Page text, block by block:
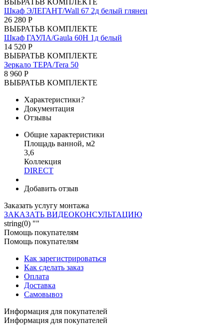
Шкаф ЭЛЕГАНТ/Wall 67 2д белый глянец
26 280 Р
ВЫБРАТЬВ КОМПЛЕКТЕ
Шкаф ГАУЛА/Gaula 60Н 1д белый
14 520 Р
ВЫБРАТЬВ КОМПЛЕКТЕ
Зеркало ТЕРА/Tera 50
8 960 Р
ВЫБРАТЬВ КОМПЛЕКТЕ
Характеристики?
Документация
Отзывы
Общие характеристики
Площадь ванной, м2
3,6
Коллекция
DIRECT
Добавить отзыв
Заказать услугу монтажа
ЗАКАЗАТЬ ВИДЕОКОНСУЛЬТАЦИЮ
string(0) ""
Помощь покупателям
Помощь покупателям
Как зарегистрироваться
Как сделать заказ
Оплата
Доставка
Самовывоз
Информация для покупателей
Информация для покупателей